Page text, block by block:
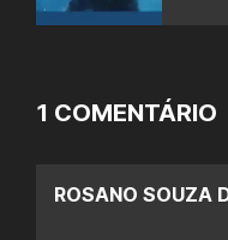
1 COMENTÁRIO
ROSANO SOUZA